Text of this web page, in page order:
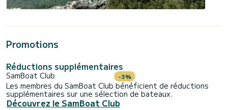
Promotions
Réductions supplémentaires
SamBoat Club -3%
Les membres du SamBoat Club bénéficient de réductions
supplémentaires sur une sélection de bateaux.
Découvrez le SamBoat Club